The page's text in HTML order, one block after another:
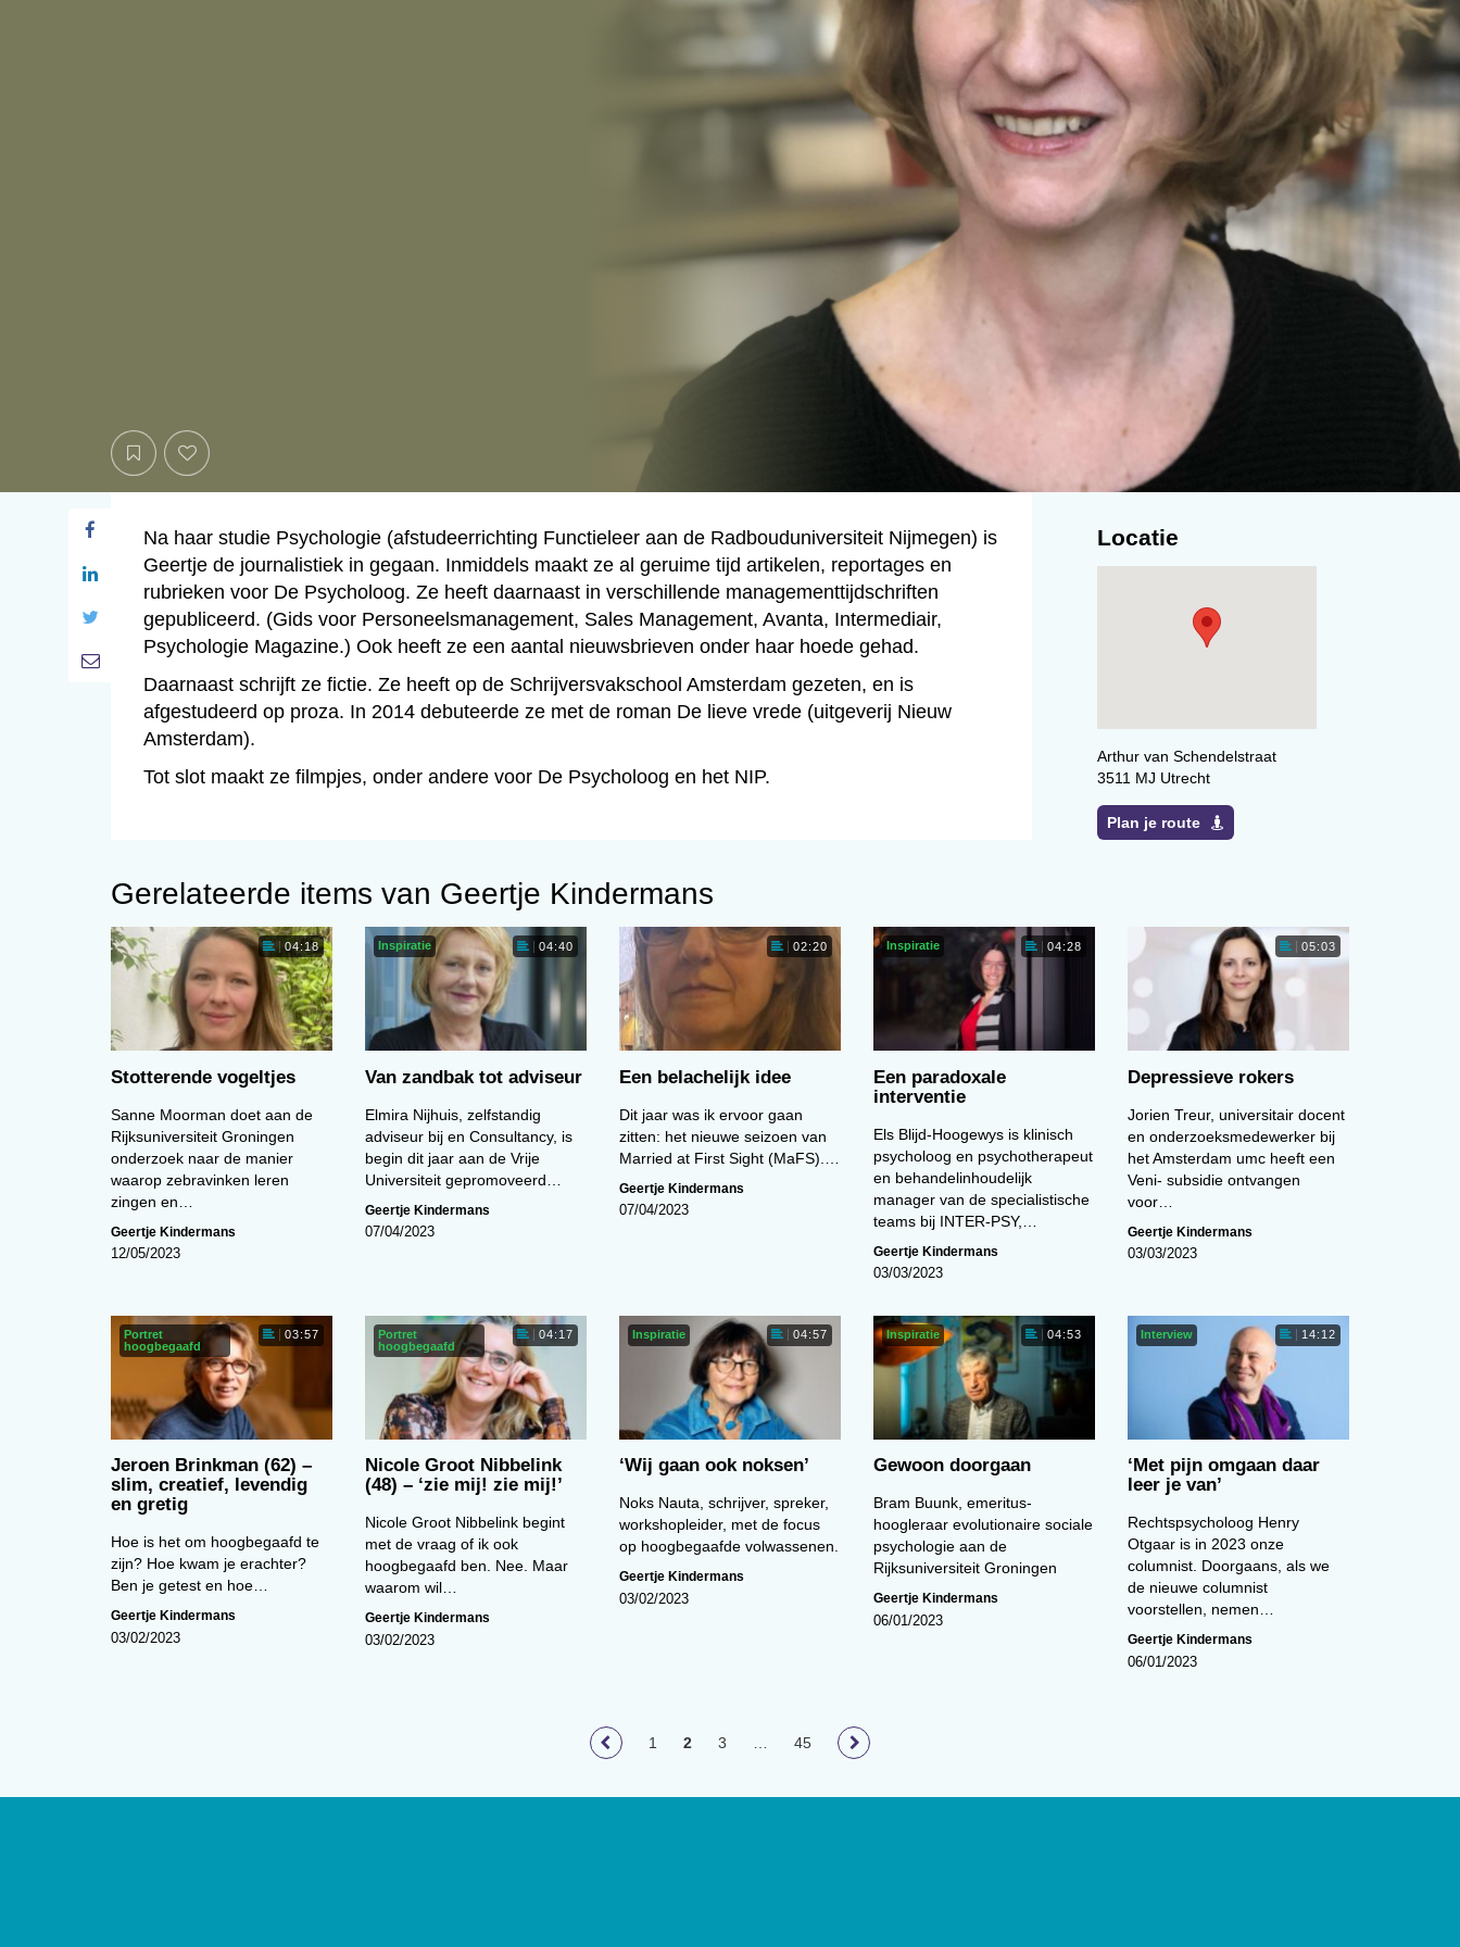
Na haar studie Psychologie (afstudeerrichting Functieleer aan de Radbouduniversiteit Nijmegen) is
Geertje de journalistiek in gegaan. Inmiddels maakt ze al geruime tijd artikelen, reportages en
rubrieken voor De Psycholoog. Ze heeft daarnaast in verschillende managementtijdschriften
gepubliceerd. (Gids voor Personeelsmanagement, Sales Management, Avanta, Intermediair,
Psychologie Magazine.) Ook heeft ze een aantal nieuwsbrieven onder haar hoede gehad.
Daarnaast schrijft ze fictie. Ze heeft op de Schrijversvakschool Amsterdam gezeten, en is
afgestudeerd op proza. In 2014 debuteerde ze met de roman De lieve vrede (uitgeverij Nieuw
Amsterdam).
Tot slot maakt ze filmpjes, onder andere voor De Psycholoog en het NIP.
Locatie
Arthur van Schendelstraat
3511 MJ Utrecht
Plan je route
Gerelateerde items van Geertje Kindermans
04:18
Stotterende vogeltjes
Sanne Moorman doet aan de
Rijksuniversiteit Groningen
onderzoek naar de manier
waarop zebravinken leren
zingen en…
Geertje Kindermans
12/05/2023
Inspiratie 04:40
Van zandbak tot adviseur
Elmira Nijhuis, zelfstandig
adviseur bij en Consultancy, is
begin dit jaar aan de Vrije
Universiteit gepromoveerd…
Geertje Kindermans
07/04/2023
02:20
Een belachelijk idee
Dit jaar was ik ervoor gaan
zitten: het nieuwe seizoen van
Married at First Sight (MaFS).…
Geertje Kindermans
07/04/2023
Inspiratie 04:28
Een paradoxale
interventie
Els Blijd-Hoogewys is klinisch
psycholoog en psychotherapeut
en behandelinhoudelijk
manager van de specialistische
teams bij INTER-PSY,…
Geertje Kindermans
03/03/2023
05:03
Depressieve rokers
Jorien Treur, universitair docent
en onderzoeksmedewerker bij
het Amsterdam umc heeft een
Veni- subsidie ontvangen
voor…
Geertje Kindermans
03/03/2023
Portret
hoogbegaafd
03:57
Jeroen Brinkman (62) –
slim, creatief, levendig
en gretig
Hoe is het om hoogbegaafd te
zijn? Hoe kwam je erachter?
Ben je getest en hoe…
Geertje Kindermans
03/02/2023
Portret
hoogbegaafd
04:17
Nicole Groot Nibbelink
(48) – ‘zie mij! zie mij!’
Nicole Groot Nibbelink begint
met de vraag of ik ook
hoogbegaafd ben. Nee. Maar
waarom wil…
Geertje Kindermans
03/02/2023
Inspiratie 04:57
‘Wij gaan ook noksen’
Noks Nauta, schrijver, spreker,
workshopleider, met de focus
op hoogbegaafde volwassenen.
Geertje Kindermans
03/02/2023
Inspiratie 04:53
Gewoon doorgaan
Bram Buunk, emeritus-
hoogleraar evolutionaire sociale
psychologie aan de
Rijksuniversiteit Groningen
Geertje Kindermans
06/01/2023
Interview 14:12
‘Met pijn omgaan daar
leer je van’
Rechtspsycholoog Henry
Otgaar is in 2023 onze
columnist. Doorgaans, als we
de nieuwe columnist
voorstellen, nemen…
Geertje Kindermans
06/01/2023
1 2 3 45